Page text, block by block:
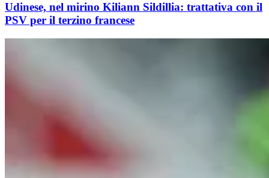
Udinese, nel mirino Kiliann Sildillia: trattativa con il
PSV per il terzino francese